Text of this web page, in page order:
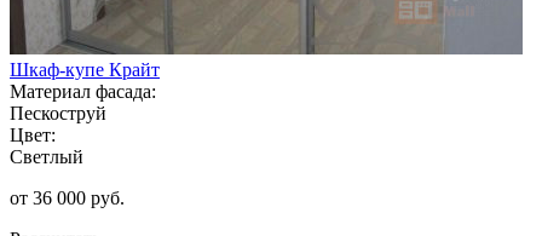
Шкаф-купе Крайт
Материал фасада:
Пескоструй
Цвет:
Светлый
от 36 000 руб.